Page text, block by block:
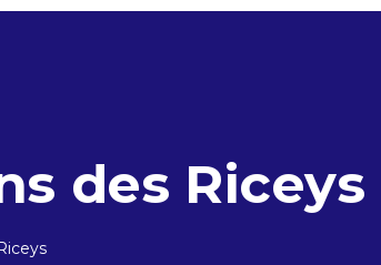
des Riceys